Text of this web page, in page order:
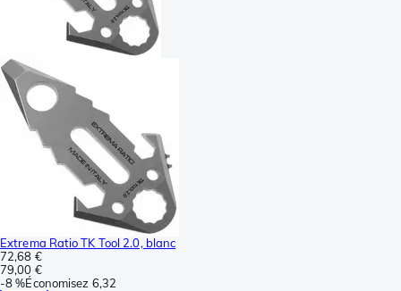
Extrema Ratio TK Tool 2.0, blanc
72,68 €
79,00 €
-8 %Économisez 6,32